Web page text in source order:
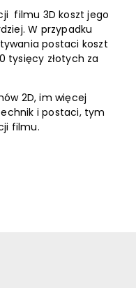
filmu 3D koszt jego
W przypadku
postaci koszt
tysięcy złotych za
2D, im więcej
i postaci, tym
filmu.